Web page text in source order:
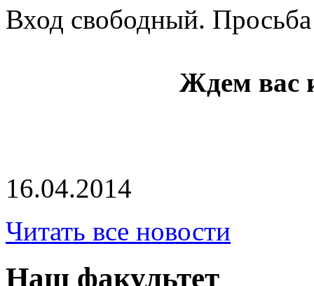
Вход свободный.
Ждем вас
16.04.2014
Читать все новости
Наш факультет